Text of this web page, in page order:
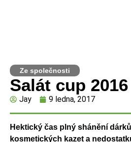
Ze společnosti
Salát cup 2016
Jay 9 ledna, 2017
Hektický čas plný shánění
kosmetických kazet a